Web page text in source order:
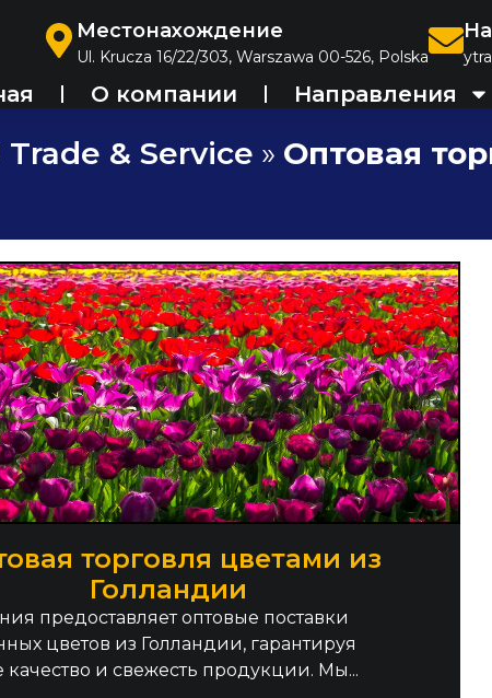
Местонахождение
Ul. Krucza 16/22/303, Warszawa 00-526, Polska
О компании Направления
Trade & Service » Оптовая
торговля цветами из
Голландии
предоставляет оптовые поставки
цветов из Голландии, гарантируя
и свежесть продукции. Мы...